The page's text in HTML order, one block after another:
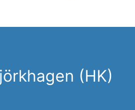
(HK)